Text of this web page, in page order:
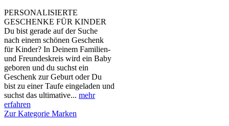
PERSONALISIERTE
GESCHENKE FÜR KINDER
Du bist gerade auf der Suche
nach einem schönen Geschenk
für Kinder? In Deinem Familien-
und Freundeskreis wird ein Baby
geboren und du suchst ein
Geschenk zur Geburt oder Du
bist zu einer Taufe eingeladen und
suchst das ultimative... mehr
erfahren
Zur Kategorie Marken